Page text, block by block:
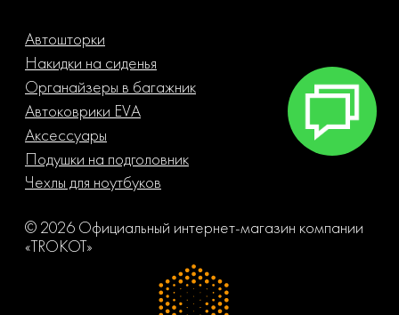
Автошторки
Накидки на сиденья
Органайзеры в багажник
Автоковрики EVA
Аксессуары
Подушки на подголовник
Чехлы для ноутбуков
© 2026 Официальный интернет-магазин компании
«TROKOT»